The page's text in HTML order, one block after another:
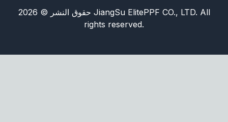
حقوق النشر ©
2026
JiangSu ElitePPF CO., LTD. All
rights reserved.